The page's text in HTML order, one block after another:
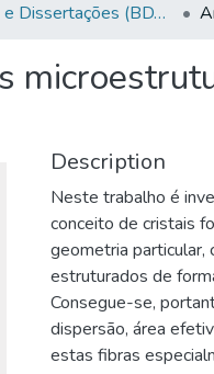
Teses e Dissertações (BDTD USP)
Description
Neste trabalho é
conceito de cristais
geometria particular,
estruturados de
Consegue-se,
dispersão, área
estas fibras